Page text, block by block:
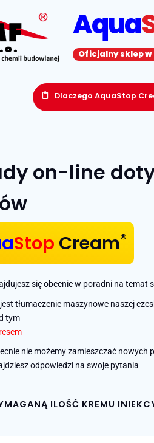
Aqua
Oficjalny sklep w
Dlaczego AquaStop
on-line
Stop Cream®
się obecnie w poradni na
tłumaczenie maszynowe naszej
tym
nie możemy zamieszczać nowych
odpowiedzi na swoje pytania
ILOŚĆ KREMU